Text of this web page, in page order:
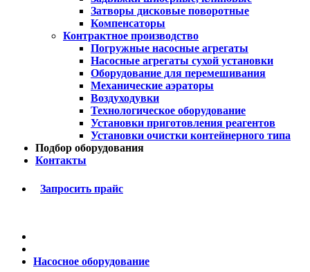
Затворы дисковые поворотные
Компенсаторы
Контрактное производство
Погружные насосные агрегаты
Насосные агрегаты сухой установки
Оборудование для перемешивания
Механические аэраторы
Воздуходувки
Технологическое оборудование
Установки приготовления реагентов
Установки очистки контейнерного типа
Подбор оборудования
Контакты
Запросить прайс
Насосное оборудование